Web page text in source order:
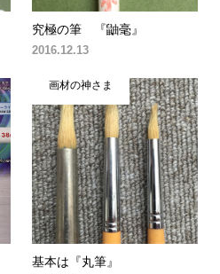
究極の筆 『鼬毫』
2016.12.13
画材の神さま
基本は『丸筆』